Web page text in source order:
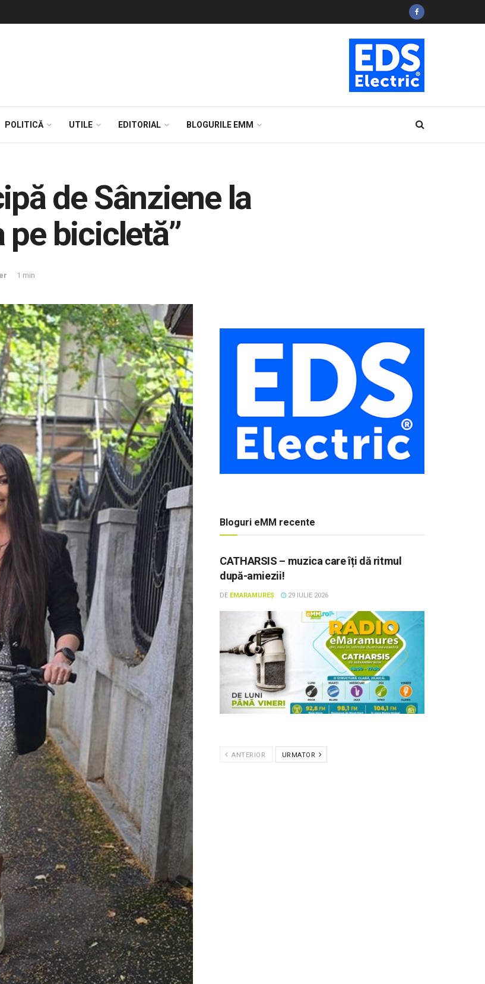
POLITICĂ UTILE EDITORIAL BLOGURILE EMM
de Sânziene la
pe bicicletă”
1 min
Bloguri eMM recente
CATHARSIS – muzica care îți dă ritmul
după-amiezii!
DE EMARAMUREȘ 29 IULIE 2026
ANTERIOR URMATOR